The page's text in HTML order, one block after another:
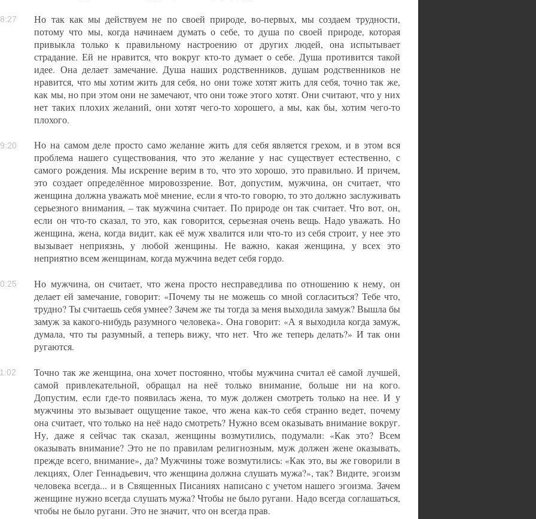
Но так как мы действуем не по своей природе, во-первых, мы создаем трудности,
потому что мы, когда начинаем думать о себе, то душа по своей природе, которая
привыкла только к правильному настроению от других людей, она испытывает
страдание. Ей не нравится, что вокруг кто-то думает о себе. Душа противится такой
идее. Она делает замечание. Душа наших родственников, душам родственников не
нравится, что мы хотим жить для себя, но они тоже хотят жить для себя, точно так же,
как мы, но при этом они не замечают, что они тоже этого хотят. Они считают, что у них
нет таких плохих желаний, они хотят чего-то хорошего, а мы, как бы, хотим чего-то
плохого.
Но на самом деле просто само желание жить для себя является грехом, и в этом вся
проблема нашего существования, что это желание у нас существует естественно, с
самого рождения. Мы искренне верим в то, что это хорошо, это правильно. И причем,
это создает определённое мировоззрение. Вот, допустим, мужчина, он считает, что
женщина должна уважать моё мнение, если я что-то говорю, то это должно заслуживать
серьезного внимания, – так мужчина считает. По природе он так считает. Что вот, он,
если он что-то сказал, то это, как говорится, серьезная очень вещь. Надо уважать. Но
женщина, жена, когда видит, как её муж хвалится или что-то из себя строит, у нее это
вызывает неприязнь, у любой женщины. Не важно, какая женщина, у всех это
неприятно всем женщинам, когда мужчина ведет себя гордо.
Но мужчина, он считает, что жена просто несправедлива по отношению к нему, он
делает ей замечание, говорит: «Почему ты не можешь со мной согласиться? Тебе что,
трудно? Ты считаешь себя умнее? Зачем же ты тогда за меня выходила замуж? Вышла бы
замуж за какого-нибудь разумного человека». Она говорит: «А я выходила когда замуж,
думала, что ты разумный, а теперь вижу, что нет. Что же теперь делать?» И так они
ругаются.
Точно так же женщина, она хочет постоянно, чтобы мужчина считал её самой лучшей,
самой привлекательной, обращал на неё только внимание, больше ни на кого.
Допустим, если где-то появилась жена, то муж должен смотреть только на нее. И у
мужчины это вызывает ощущение такое, что жена как-то себя странно ведет, почему
она считает, что только на неё надо смотреть? Нужно всем оказывать внимание вокруг.
Ну, даже я сейчас так сказал, женщины возмутились, подумали: «Как это? Всем
оказывать внимание? Это не по правилам религиозным, муж должен жене оказывать,
прежде всего, внимание», да? Мужчины тоже возмутились: «Как это, вы же говорили в
лекциях, Олег Геннадьевич, что женщина должна слушать мужа?», так? Видите, эгоизм
человека всегда... и в Священных Писаниях написано с учетом нашего эгоизма. Зачем
женщине нужно всегда слушать мужа? Чтобы не было ругани. Надо всегда соглашаться,
чтобы не было ругани. Это не значит, что он всегда прав.